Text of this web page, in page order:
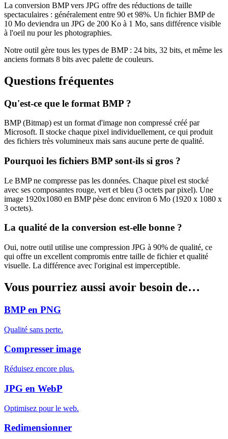
La conversion BMP vers JPG offre des réductions de taille
spectaculaires : généralement entre 90 et 98%. Un fichier BMP de
10 Mo deviendra un JPG de 200 Ko à 1 Mo, sans différence visible
à l'oeil nu pour les photographies.
Notre outil gère tous les types de BMP : 24 bits, 32 bits, et même les
anciens formats 8 bits avec palette de couleurs.
Questions fréquentes
Qu'est-ce que le format BMP ?
BMP (Bitmap) est un format d'image non compressé créé par
Microsoft. Il stocke chaque pixel individuellement, ce qui produit
des fichiers très volumineux mais sans aucune perte de qualité.
Pourquoi les fichiers BMP sont-ils si gros ?
Le BMP ne compresse pas les données. Chaque pixel est stocké
avec ses composantes rouge, vert et bleu (3 octets par pixel). Une
image 1920x1080 en BMP pèse donc environ 6 Mo (1920 x 1080 x
3 octets).
La qualité de la conversion est-elle bonne ?
Oui, notre outil utilise une compression JPG à 90% de qualité, ce
qui offre un excellent compromis entre taille de fichier et qualité
visuelle. La différence avec l'original est imperceptible.
Vous pourriez aussi avoir besoin de…
BMP en PNG
Qualité sans perte.
Compresser image
Réduisez encore plus.
JPG en WebP
Optimisez pour le web.
Redimensionner